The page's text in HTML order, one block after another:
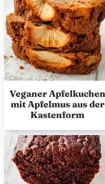
Veganer Apfelkuchen
mit Apfelmus aus der
Kastenform